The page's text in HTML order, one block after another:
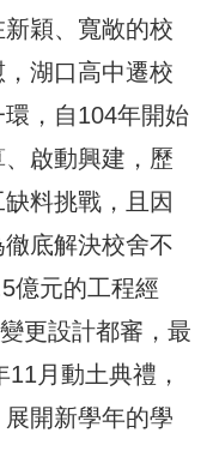
穎、寬敞的校
湖口高中遷校
，自104年開始
啟動興建，歷
料挑戰，且因
底解決校舍不
億元的工程經
更設計都審，最
月動土典禮，
開新學年的學